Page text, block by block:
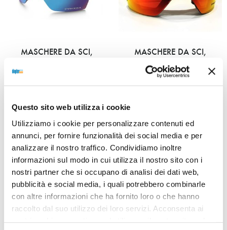
Questo sito web utilizza i cookie
Utilizziamo i cookie per personalizzare contenuti ed
annunci, per fornire funzionalità dei social media e per
analizzare il nostro traffico. Condividiamo inoltre
informazioni sul modo in cui utilizza il nostro sito con i
nostri partner che si occupano di analisi dei dati web,
pubblicità e social media, i quali potrebbero combinarle
con altre informazioni che ha fornito loro o che hanno
raccolto dal suo utilizzo dei loro servizi. Acconsenta ai
MASCHERE DA SCI,
LENTE DI RICAMBIO OAKLEY
7064 FLIGHT DECK M Prizm
116,00€ 85,00€
Read more
MASCHERE DA SCI,
RICAMBI
LENTE DI RICAMBIO OAKLEY
7064 FLIGHT DECK M Prizm
116,00
Read more